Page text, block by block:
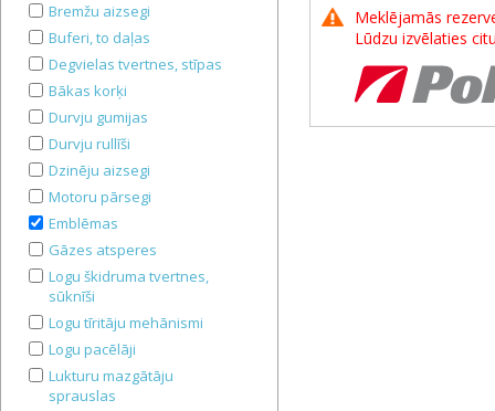
Bremžu aizsegi
Buferi, to daļas
Degvielas tvertnes, stīpas
Bākas korķi
Durvju gumijas
Durvju rullīši
Dzinēju aizsegi
Motoru pārsegi
Emblēmas
Gāzes atsperes
Logu škidruma tvertnes,
sūknīši
Logu tīritāju mehānismi
Logu pacēlāji
Lukturu mazgātāju
sprauslas
Meklējamās
Lūdzu izvēlaties